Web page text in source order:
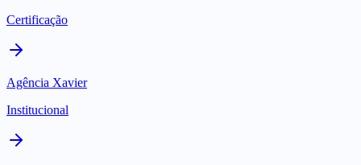
Certificação
Agência Xavier
Institucional